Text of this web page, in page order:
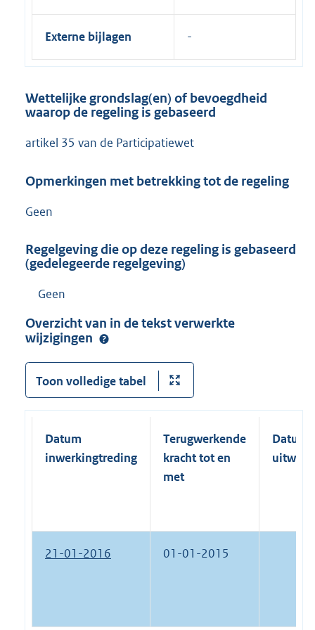
Externe bijlagen
Wettelijke grondslag(en) of bevoegdheid
waarop de regeling is gebaseerd
artikel 35 van de Participatiewet
Opmerkingen met betrekking tot de regeling
Geen
Regelgeving die op deze regeling is gebaseerd
(gedelegeerde regelgeving)
Geen
Overzicht van in de tekst verwerkte
wijzigingen
Toon volledige tabel
Datum
inwerkingtreding
Terugwerkende
kracht tot en
met
Datum
21-01-2016 01-01-2015